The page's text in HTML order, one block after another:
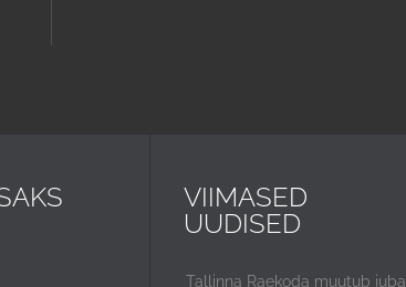
VIIMASED
UUDISED
Tallinna Raekoda muutub juba